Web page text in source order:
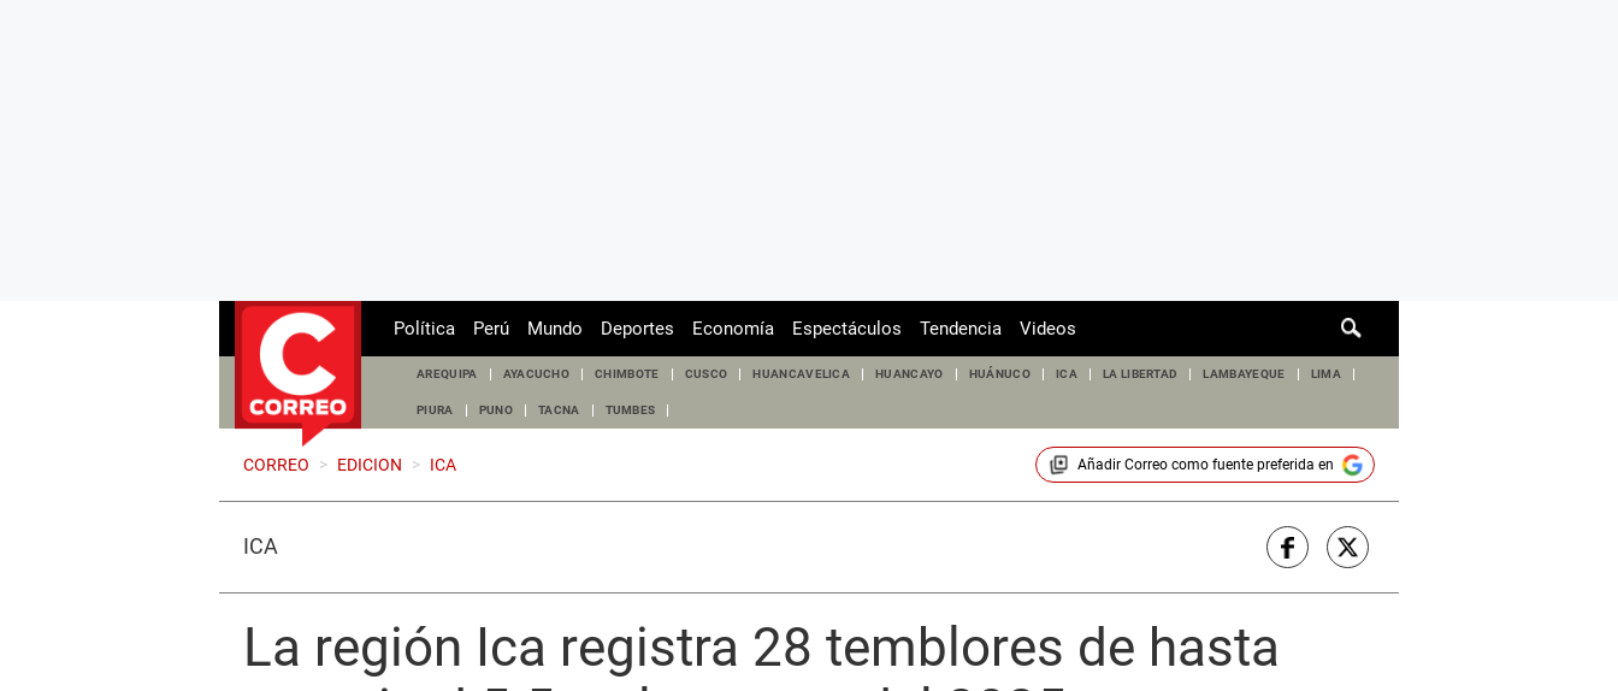
de
Política Perú Mundo Deportes Economía Espectáculos Tendencia Videos
AREQUIPA AYACUCHO CHIMBOTE CUSCO HUANCAVELICA HUANCAYO HUÁNUCO ICA LA LIBERTAD LAMBAYEQUE LIMA
PIURA PUNO TACNA TUMBES
CORREO > EDICION > ICA Añadir Correocomo fuente preferida en
ICA
La región Ica registra 28 temblores de hasta